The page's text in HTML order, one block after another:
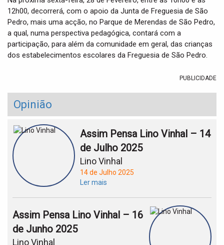
12h00, decorrerá, com o apoio da Junta de Freguesia de São
Pedro, mais uma acção, no Parque de Merendas de São Pedro,
a qual, numa perspectiva pedagógica, contará com a
participação, para além da comunidade em geral, das crianças
dos estabelecimentos escolares da Freguesia de São Pedro.
PUBLICIDADE
Opinião
Assim Pensa Lino Vinhal – 14
de Julho 2025
Lino Vinhal
14 de Julho 2025
Ler mais
Assim Pensa Lino Vinhal – 16
de Junho 2025
Lino Vinhal